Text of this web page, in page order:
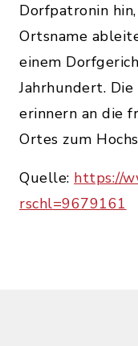
Dorfpatronin
Ortsname
einem
Jahrhundert.
erinnern an die
Ortes zum
Quelle: https://
rschl=9679161